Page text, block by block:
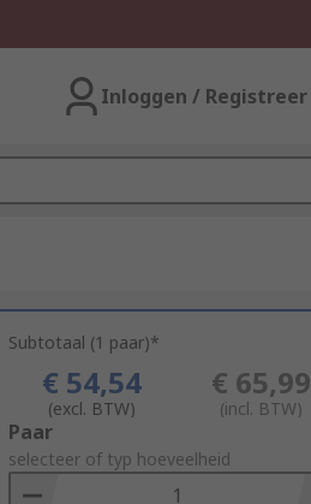
Inloggen / Registreer
Subtotaal (1 paar)*
€ 54,54
(excl. BTW)
€ 65,99
(incl. BTW)
Add
to
Basket
Paar
selecteer of typ hoeveelheid